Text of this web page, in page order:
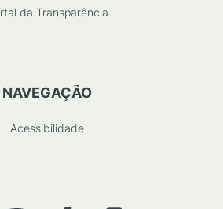
da Transparência
NAVEGAÇÃO
Acessibilidade